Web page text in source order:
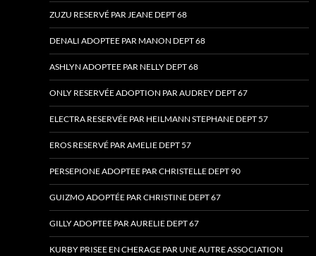
ZUZU RESERVÉ PAR JEANE DEPT 68
DENALI ADOPTEE PAR MANON DEPT 68
ASHLYN ADOPTEE PAR NELLY DEPT 68
ONLY RESERVÉE ADOPTION PAR AUDREY DEPT 67
ELECTRA RESERVÉE PAR HEILMANN STEPHANE DEPT 57
EROS RESERVÉ PAR AMELIE DEPT 57
PERSEPIONE ADOPTEE PAR CHRISTELLE DEPT 90
GUIZMO ADOPTÉE PAR CHRISTINE DEPT 67
GILLY ADOPTEE PAR AURELIE DEPT 67
KURBY PRISEE EN CHERAGE PAR UNE AUTRE ASSOCIATION